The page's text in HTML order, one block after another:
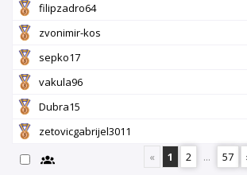
filipzadro64
zvonimir-kos
sepko17
vakula96
Dubra15
zetovicgabrijel3011
«
1 2 ... 57